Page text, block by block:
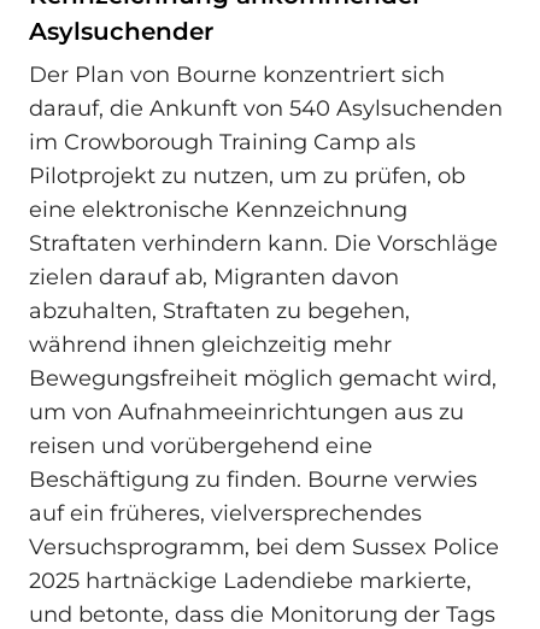
Asylsuchender
Der Plan von Bourne konzentriert sich
darauf, die Ankunft von 540 Asylsuchenden
im Crowborough Training Camp als
Pilotprojekt zu nutzen, um zu prüfen, ob
eine elektronische Kennzeichnung
Straftaten verhindern kann. Die Vorschläge
zielen darauf ab, Migranten davon
abzuhalten, Straftaten zu begehen,
während ihnen gleichzeitig mehr
Bewegungsfreiheit möglich gemacht wird,
um von Aufnahmeeinrichtungen aus zu
reisen und vorübergehend eine
Beschäftigung zu finden. Bourne verwies
auf ein früheres, vielversprechendes
Versuchsprogramm, bei dem Sussex Police
2025 hartnäckige Ladendiebe markierte,
und betonte, dass die Monitorung der Tags